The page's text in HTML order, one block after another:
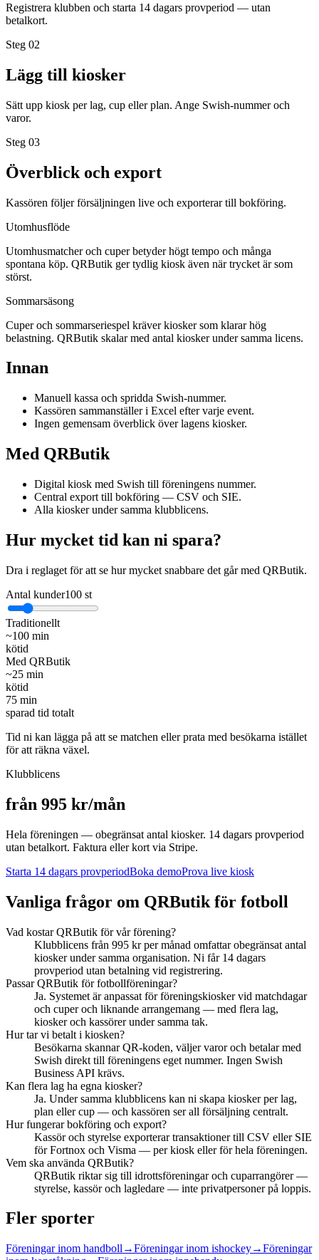
Registrera klubben och starta 14 dagars provperiod — utan
betalkort.
Steg 02
Lägg till kiosker
Sätt upp kiosk per lag, cup eller plan. Ange Swish-nummer och
varor.
Steg 03
Överblick och export
Kassören följer försäljningen live och exporterar till bokföring.
Utomhusflöde
Utomhusmatcher och cuper betyder högt tempo och många
spontana köp. QRButik ger tydlig kiosk även när trycket är som
störst.
Sommarsäsong
Cuper och sommarseriespel kräver kiosker som klarar hög
belastning. QRButik skalar med antal kiosker under samma licens.
Innan
Manuell kassa och spridda Swish-nummer.
Kassören sammanställer i Excel efter varje event.
Ingen gemensam överblick över lagens kiosker.
Med QRButik
Digital kiosk med Swish till föreningens nummer.
Central export till bokföring — CSV och SIE.
Alla kiosker under samma klubblicens.
Hur mycket tid kan ni spara?
Dra i reglaget för att se hur mycket snabbare det går med QRButik.
Antal kunder100 st
Traditionellt
~100 min
kötid
Med QRButik
~25 min
kötid
75 min
sparad tid totalt
Tid ni kan lägga på att se matchen eller prata med besökarna istället
för att räkna växel.
Klubblicens
från 995 kr/mån
Hela föreningen — obegränsat antal kiosker. 14 dagars provperiod
utan betalkort. Faktura eller kort via Stripe.
Starta 14 dagars provperiodBoka demoProva live kiosk
Vanliga frågor om QRButik för fotboll
Vad kostar QRButik för vår förening?
Klubblicens från 995 kr per månad omfattar obegränsat antal
kiosker under samma organisation. Ni får 14 dagars
provperiod utan betalning vid registrering.
Passar QRButik för fotbollföreningar?
Ja. Systemet är anpassat för föreningskiosker vid matchdagar
och cuper och liknande arrangemang — med flera lag,
kiosker och kassörer under samma tak.
Hur tar vi betalt i kiosken?
Besökarna skannar QR-koden, väljer varor och betalar med
Swish direkt till föreningens eget nummer. Ingen Swish
Business API krävs.
Kan flera lag ha egna kiosker?
Ja. Under samma klubblicens kan ni skapa kiosker per lag,
plan eller cup — och kassören ser all försäljning centralt.
Hur fungerar bokföring och export?
Kassör och styrelse exporterar transaktioner till CSV eller SIE
för Fortnox och Visma — per kiosk eller för hela föreningen.
Vem ska använda QRButik?
QRButik riktar sig till idrottsföreningar och cuparrangörer —
styrelse, kassör och lagledare — inte privatpersoner på loppis.
Fler sporter
Föreningar inom handboll →Föreningar inom ishockey→Föreningar